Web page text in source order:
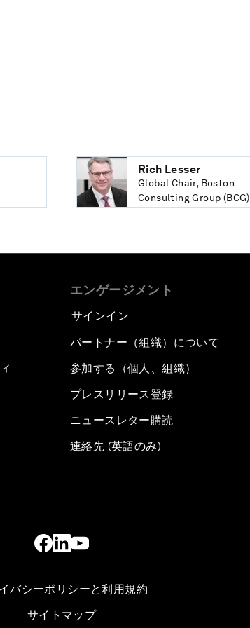
Global Chair, Boston
Consulting Group (BCG)
Rich Lesser
エンゲージメント
サインイン
パートナー（組織）について
参加する（個人、組織）
プレスリリース登録
ニュースレター購読
連絡先 (英語のみ)
バシーポリシーと利用規約
サイトマップ